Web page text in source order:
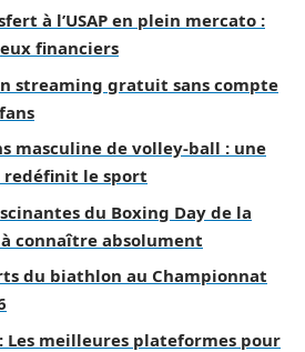
à l’USAP en plein mercato :
financiers
streaming gratuit sans compte
masculine de volley-ball : une
le sport
du Boxing Day de la
connaître absolument
du biathlon au Championnat
Les meilleures plateformes pour